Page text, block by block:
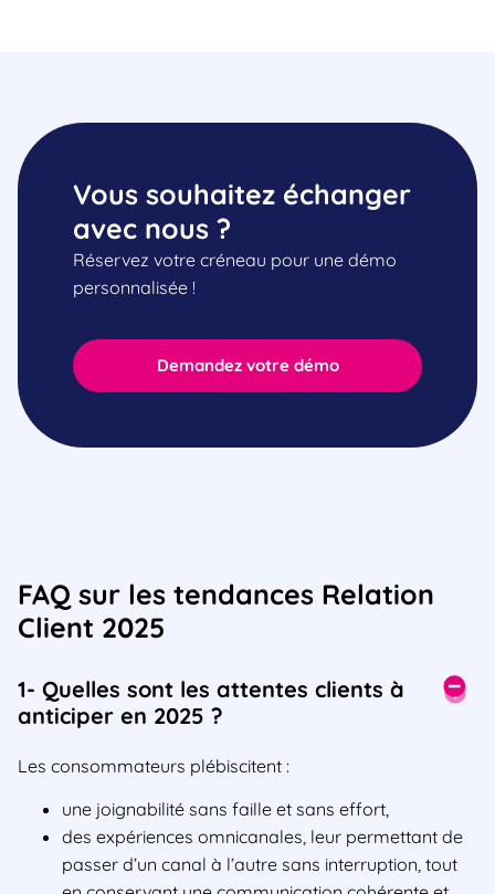
Demandez votre démo
Vous souhaitez échanger
avec nous ?
Réservez votre créneau pour une démo
personnalisée !
FAQ sur les tendances Relation
Client 2025
1- Quelles sont les attentes clients à
anticiper en 2025 ?
Les consommateurs plébiscitent :
une joignabilité sans faille et sans effort,
des expériences omnicanales, leur permettant de
passer d’un canal à l’autre sans interruption, tout